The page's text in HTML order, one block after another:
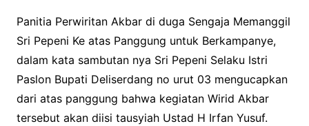
Panitia Perwiritan Akbar di duga Sengaja Memanggil
Sri Pepeni Ke atas Panggung untuk Berkampanye,
dalam kata sambutan nya Sri Pepeni Selaku Istri
Paslon Bupati Deliserdang no urut 03 mengucapkan
dari atas panggung bahwa kegiatan Wirid Akbar
tersebut akan diisi tausyiah Ustad H Irfan Yusuf.